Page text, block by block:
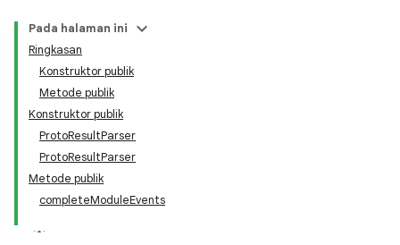
Pada halaman ini
Ringkasan
Konstruktor publik
Metode publik
Konstruktor publik
ProtoResultParser
ProtoResultParser
Metode publik
completeModuleEvents